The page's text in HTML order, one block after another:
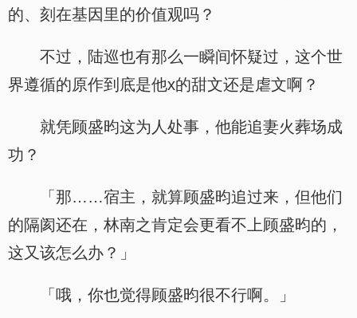
的、刻在基因里的价值观吗？
不过，陆巡也有那么一瞬间怀疑过，这个世
界遵循的原作到底是他x的甜文还是虐文啊？
就凭顾盛昀这为人处事，他能追妻火葬场成
功？
「那……宿主，就算顾盛昀追过来，但他们
的隔阂还在，林南之肯定会更看不上顾盛昀的，
这又该怎么办？」
「哦，你也觉得顾盛昀很不行啊。」